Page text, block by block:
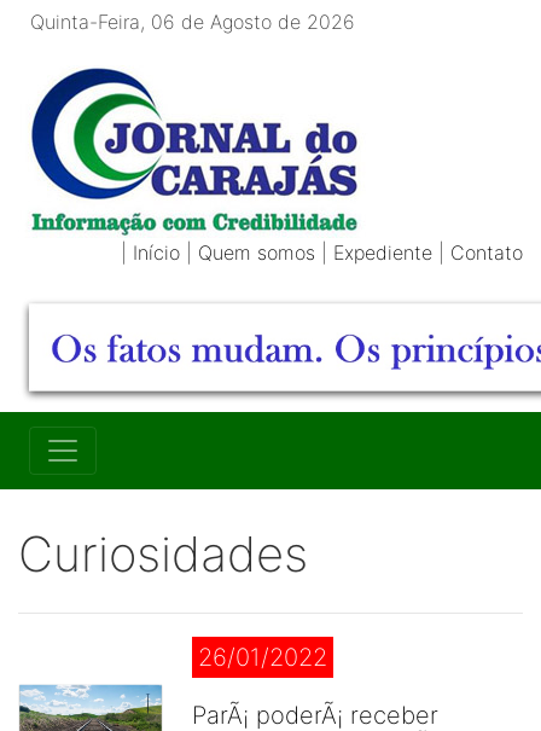
Quinta-Feira, 06 de Agosto de 2026
Início Quem somos Expediente Contato
Curiosidades
26/01/2022
ParÃ¡ poderÃ¡ receber